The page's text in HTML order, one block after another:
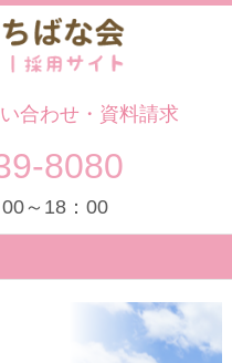
合わせ・資料請求
8080
～18：00